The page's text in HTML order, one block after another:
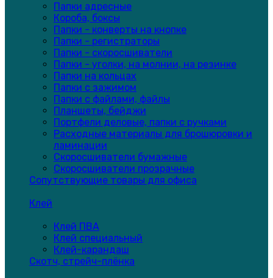
Папки адресные
Короба, боксы
Папки - конверты на кнопке
Папки - регистраторы
Папки - скоросшиватели
Папки - уголки, на молнии, на резинке
Папки на кольцах
Папки с зажимом
Папки с файлами, файлы
Планшеты, бейджи
Портфели деловые, папки с ручками
Расходные материалы для брошюровки и
ламинации
Скоросшиватели бумажные
Скоросшиватели прозрачные
Сопутствующие товары для офиса
Клей
Клей ПВА
Клей специальный
Клей-карандаш
Скотч, стрейч-плёнка